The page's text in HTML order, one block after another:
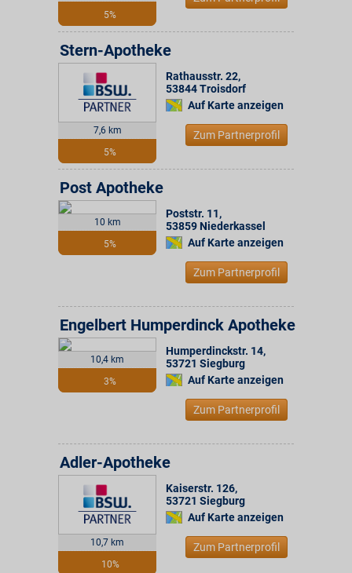
5%
7,6 km
5%
Stern-Apotheke
Rathausstr. 22,
53844Troisdorf
Auf Karte anzeigen
Zum Partnerprofil
10 km
5%
Post Apotheke
Poststr. 11,
53859 Niederkassel
Auf Karte anzeigen
Zum Partnerprofil
10,4 km
3%
Engelbert Humperdinck Apotheke
Humperdinckstr. 14,
53721 Siegburg
Auf Karte anzeigen
Zum Partnerprofil
10,7 km
10%
Adler-Apotheke
Kaiserstr. 126,
53721 Siegburg
Auf Karte anzeigen
Zum Partnerprofil